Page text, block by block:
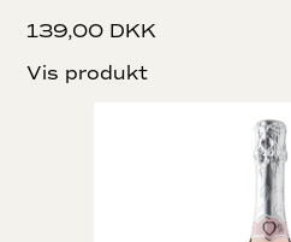
139,00 DKK
Vis produkt